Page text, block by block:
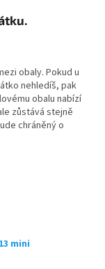
obaly. Pokud u
nehledíš, pak
obalu nabízí
zůstává stejně
chráněný o
mini